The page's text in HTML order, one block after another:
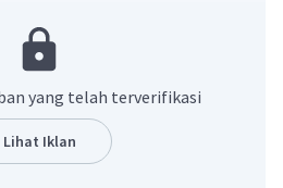
rumah kaca terbanyak yang
bumi.
CO2, maka dampak
menurun.
yang telah terverifikasi
Lihat Iklan